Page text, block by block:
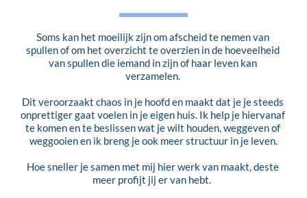
Soms kan het moeilijk zijn om afscheid te nemen van
spullen of om het overzicht te overzien in de hoeveelheid
van spullen die iemand in zijn of haar leven kan
verzamelen.
Dit veroorzaakt chaos in je hoofd en maakt dat je je steeds
onprettiger gaat voelen in je eigen huis. Ik help je hiervanaf
te komen en te beslissen wat je wilt houden, weggeven of
weggooien en ik breng je ook meer structuur in je leven.
Hoe sneller je samen met mij hier werk van maakt, deste
meer profijt jij er van hebt.